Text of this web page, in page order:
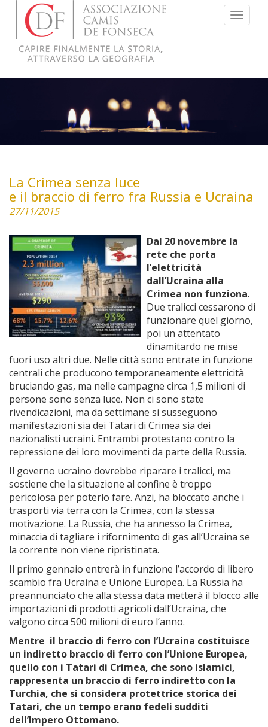
Menu
La Crimea senza luce
e il braccio di ferro fra Russia e Ucraina
27/11/2015
Dal 20 novembre la
rete che porta
l’elettricità
dall’Ucraina alla
Crimea non funziona.
Due tralicci cessarono di
funzionare quel giorno,
poi un attentato
dinamitardo ne mise
fuori uso altri due. Nelle città sono entrate in funzione
centrali che producono temporaneamente elettricità
bruciando gas, ma nelle campagne circa 1,5 milioni di
persone sono senza luce. Non ci sono state
rivendicazioni, ma da settimane si susseguono
manifestazioni sia dei Tatari di Crimea sia dei
nazionalisti ucraini. Entrambi protestano contro la
repressione dei loro movimenti da parte della Russia.
Il governo ucraino dovrebbe riparare i tralicci, ma
sostiene che la situazione al confine è troppo
pericolosa per poterlo fare. Anzi, ha bloccato anche i
trasporti via terra con la Crimea, con la stessa
motivazione. La Russia, che ha annesso la Crimea,
minaccia di tagliare i rifornimento di gas all’Ucraina se
la corrente non viene ripristinata.
Il primo gennaio entrerà in funzione l’accordo di libero
scambio fra Ucraina e Unione Europea. La Russia ha
preannunciato che alla stessa data metterà il blocco alle
importazioni di prodotti agricoli dall’Ucraina, che
valgono circa 500 milioni di euro l’anno.
Mentre il braccio di ferro con l’Ucraina costituisce
un indiretto braccio di ferro con l’Unione Europea,
quello con i Tatari di Crimea, che sono islamici,
rappresenta un braccio di ferro indiretto con la
Turchia, che si considera protettrice storica dei
Tatari, che un tempo erano fedeli sudditi
dell’Impero Ottomano.